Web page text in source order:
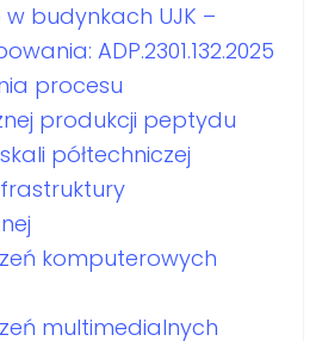
budynkach UJK –
ADP.2301.132.2025
procesu
produkcji peptydu
półtechniczej
komputerowych
multimedialnych